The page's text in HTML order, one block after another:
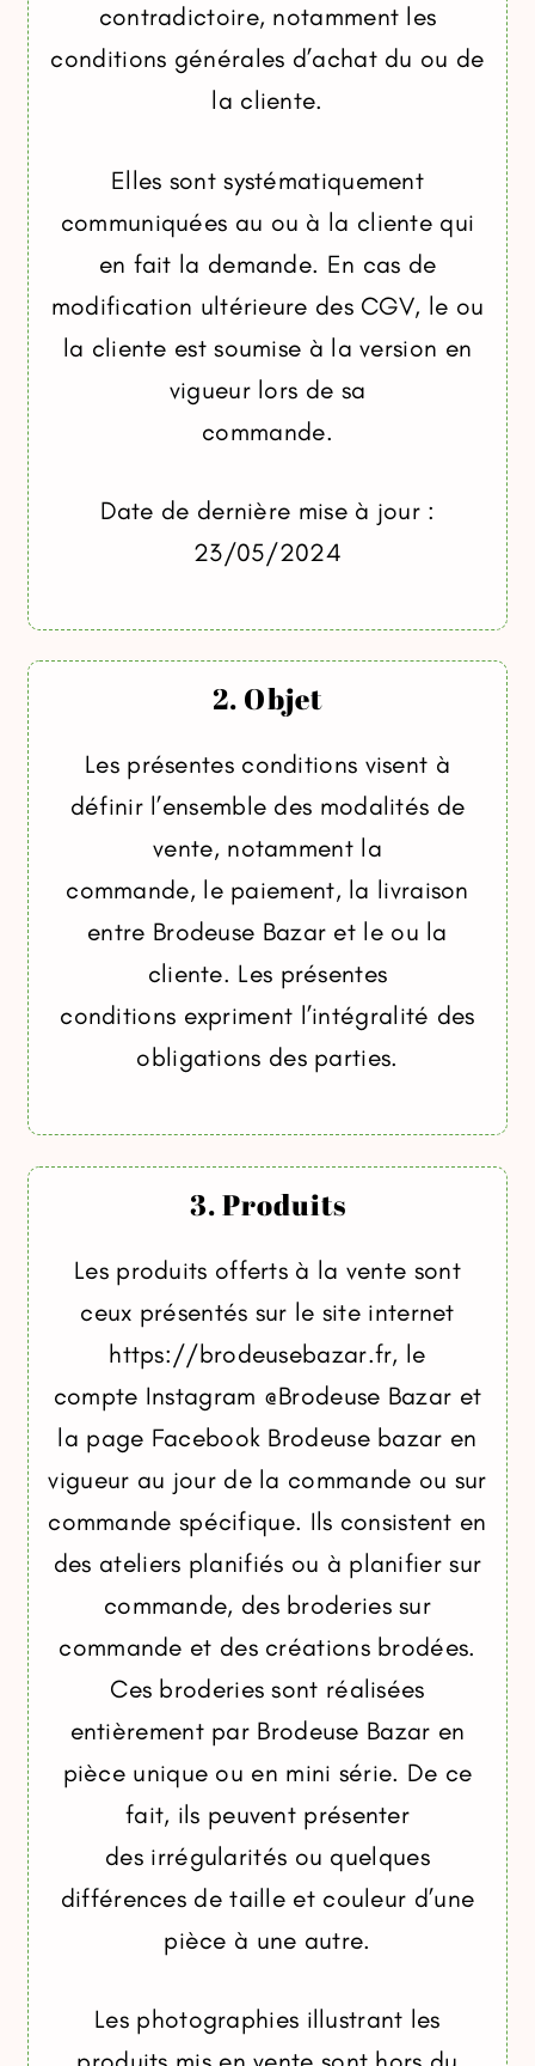
contradictoire, notamment les
conditions générales d’achat du ou de
la cliente.
Elles sont systématiquement
communiquées au ou à la cliente qui
en fait la demande. En cas de
modification ultérieure des CGV, le ou
la cliente est soumise à la version en
vigueur lors de sa
commande.
Date de dernière mise à jour :
23/05/2024
2. Objet
Les présentes conditions visent à
définir l’ensemble des modalités de
vente, notamment la
commande, le paiement, la livraison
entre Brodeuse Bazar et le ou la
cliente. Les présentes
conditions expriment l’intégralité des
obligations des parties.
3. Produits
Les produits offerts à la vente sont
ceux présentés sur le site internet
https://brodeusebazar.fr, le
compte Instagram @Brodeuse Bazar et
la page Facebook Brodeuse bazar en
vigueur au jour de la commande ou sur
commande spécifique. Ils consistent en
des ateliers planifiés ou à planifier sur
commande, des broderies sur
commande et des créations brodées.
Ces broderies sont réalisées
entièrement par Brodeuse Bazar en
pièce unique ou en mini série. De ce
fait, ils peuvent présenter
des irrégularités ou quelques
différences de taille et couleur d’une
pièce à une autre.
Les photographies illustrant les